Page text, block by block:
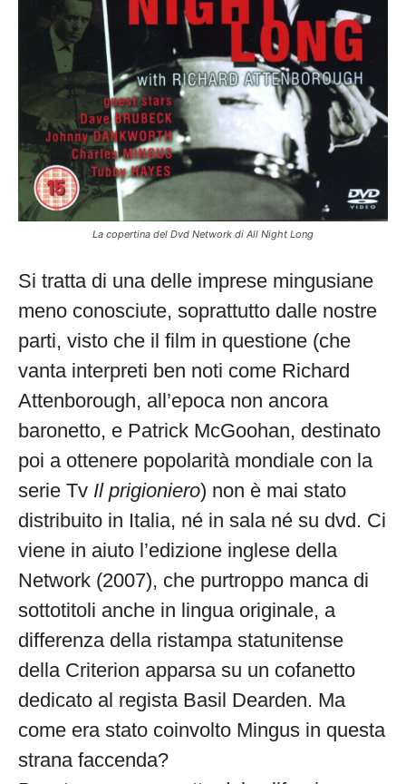
La copertina del Dvd Network di All Night Long
Si tratta di una delle imprese mingusiane
meno conosciute, soprattutto dalle nostre
parti, visto che il film in questione (che
vanta interpreti ben noti come Richard
Attenborough, all’epoca non ancora
baronetto, e Patrick McGoohan, destinato
poi a ottenere popolarità mondiale con la
serie Tv Il prigioniero) non è mai stato
distribuito in Italia, né in sala né su dvd. Ci
viene in aiuto l’edizione inglese della
Network (2007), che purtroppo manca di
sottotitoli anche in lingua originale, a
differenza della ristampa statunitense
della Criterion apparsa su un cofanetto
dedicato al regista Basil Dearden. Ma
come era stato coinvolto Mingus in questa
strana faccenda?